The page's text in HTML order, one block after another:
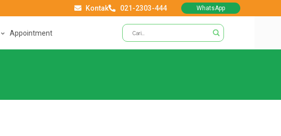
Kontak 021-2303-444 WhatsApp
Appointment